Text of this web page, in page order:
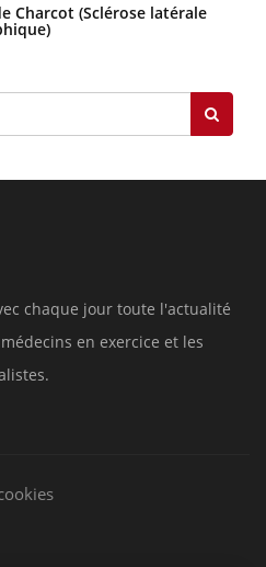
Charcot (Sclérose latérale
chaque jour toute l'actualité
en exercice et les